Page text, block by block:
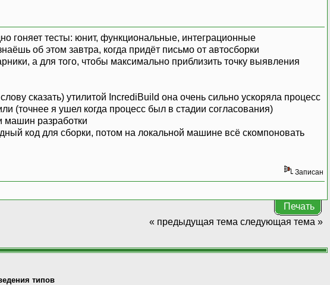
гоняет тесты: юнит, функциональные, интеграционные
об этом завтра, когда придёт письмо от автосборки
а для того, чтобы максимально приблизить точку выявления
слову сказать) утилитой IncrediBuild она очень сильно ускоряла процесс
(точнее я ушел когда процесс был в стадии согласования)
машин разработки
код для сборки, потом на локальной машине всё скомпоновать
Записан
Печать
« предыдущая тема следующая тема »
типов